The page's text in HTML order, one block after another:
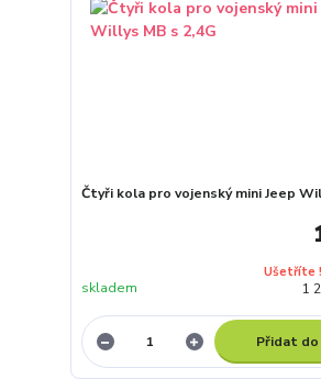
Čtyři kola pro vojenský mini Jeep
Ušetříte
1
skladem
Přidat do